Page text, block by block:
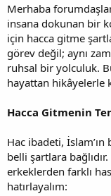
a
n
h
i
Merhaba
insana dokunan bir
için hacca gitme
görev değil; aynı
ruhsal bir yolculuk.
hayattan hikâyelerle
Hacca Gitmenin
Hac ibadeti,
belli şartlara
erkeklerden farklı
hatırlayalım: